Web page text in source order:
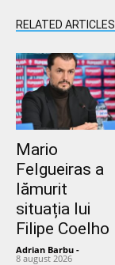
RELATED ARTICLES
Mario
Felgueiras a
lămurit
situația lui
Filipe Coelho
Adrian Barbu -
8 august 2026